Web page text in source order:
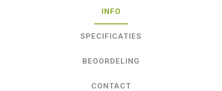
INFO
SPECIFICATIES
BEOORDELING
CONTACT